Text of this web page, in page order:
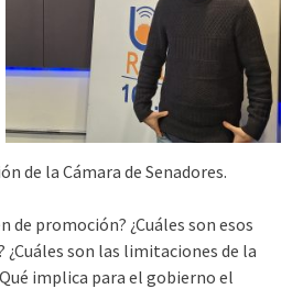
de la Cámara de Senadores.
de promoción? ¿Cuáles son esos
son las limitaciones de la
implica para el gobierno el